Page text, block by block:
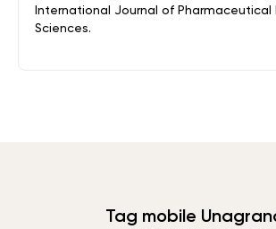
International Journal of Pharmaceutical
Sciences.
Tag mobile